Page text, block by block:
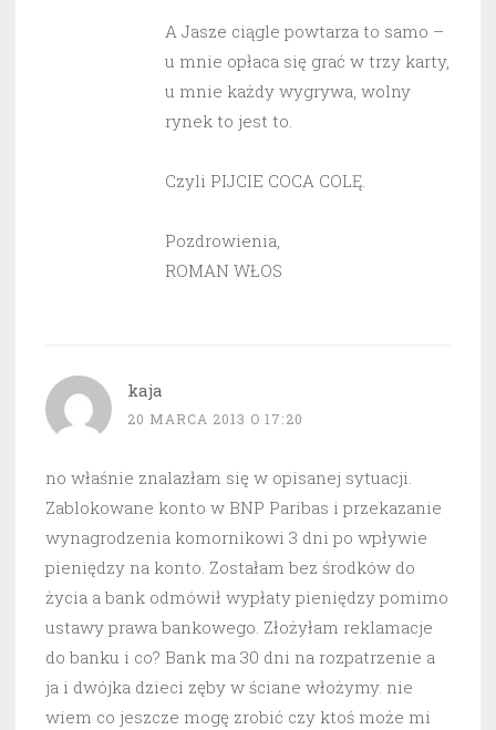
A Jasze ciągle powtarza to samo –
u mnie opłaca się grać w trzy karty,
u mnie każdy wygrywa, wolny
rynek to jest to.
Czyli PIJCIE COCA COLĘ.
Pozdrowienia,
ROMAN WŁOS
kaja
20 MARCA 2013 O 17:20
no właśnie znalazłam się w opisanej sytuacji.
Zablokowane konto w BNP Paribas i przekazanie
wynagrodzenia komornikowi 3 dni po wpływie
pieniędzy na konto. Zostałam bez środków do
życia a bank odmówił wypłaty pieniędzy pomimo
ustawy prawa bankowego. Złożyłam reklamacje
do banku i co? Bank ma 30 dni na rozpatrzenie a
ja i dwójka dzieci zęby w ściane włożymy. nie
wiem co jeszcze mogę zrobić czy ktoś może mi